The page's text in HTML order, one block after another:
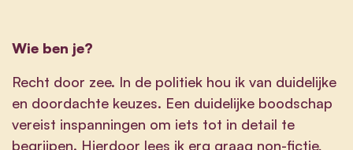
Wie ben je?
Recht door zee. In de politiek hou ik van duidelijke
en doordachte keuzes. Een duidelijke boodschap
vereist inspanningen om iets tot in detail te
begrijpen. Hierdoor lees ik erg graag non-fictie,